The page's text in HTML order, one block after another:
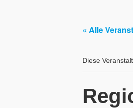
« Alle
Diese